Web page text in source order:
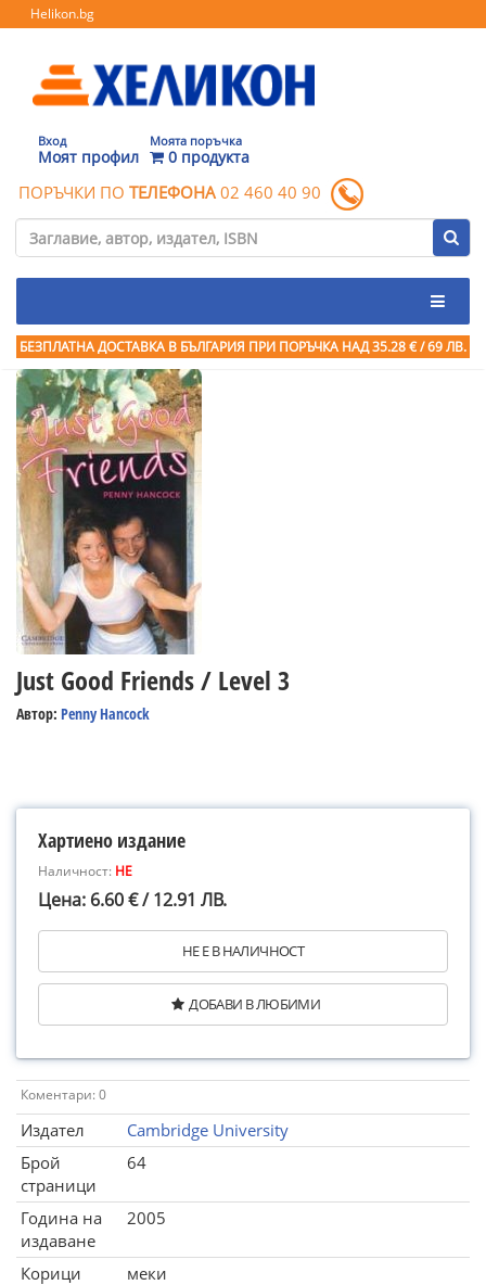
Helikon.bg
Вход
Моят профил
Моята поръчка
0 продукта
ПОРЪЧКИ ПО ТЕЛЕФОНА 02 460 40 90
БЕЗПЛАТНА ДОСТАВКА В БЪЛГАРИЯ ПРИ ПОРЪЧКА НАД 35.28 € / 69 ЛВ.
Just Good Friends / Level 3
Автор: Penny Hancock
Хартиено издание
Наличност: НЕ
Цена: 6.60 € / 12.91 ЛВ.
НЕ Е В НАЛИЧНОСТ
ДОБАВИ В ЛЮБИМИ
Коментари: 0
Издател
Cambridge University
Брой
страници
64
Година на
издаване
2005
Корици
меки